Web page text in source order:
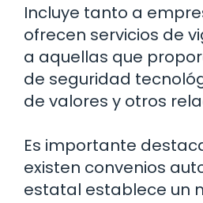
Incluye tanto a
ofrecen servicios de
a aquellas que
de seguridad
de valores y otros
Es importante
existen convenios
estatal establece un